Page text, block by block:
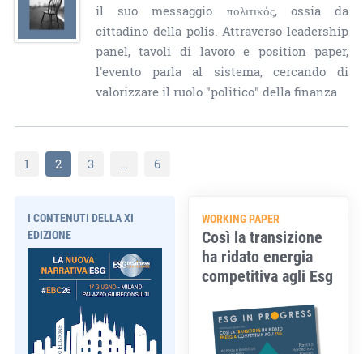
il suo messaggio πολιτικός, ossia da
cittadino della polis. Attraverso leadership
panel, tavoli di lavoro e position paper,
l'evento parla al sistema, cercando di
valorizzare il ruolo "politico" della finanza
1 2 3 … 6
I CONTENUTI DELLA XI
EDIZIONE
WORKING PAPER
Così la transizione
ha ridato energia
competitiva agli Esg